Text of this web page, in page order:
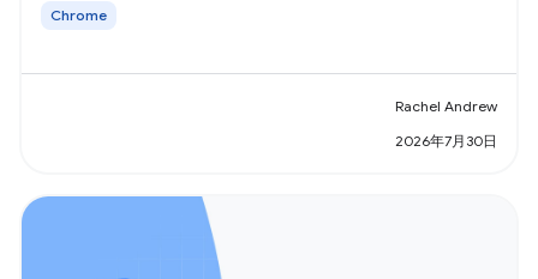
Chrome
Rachel Andrew
2026年7月30日